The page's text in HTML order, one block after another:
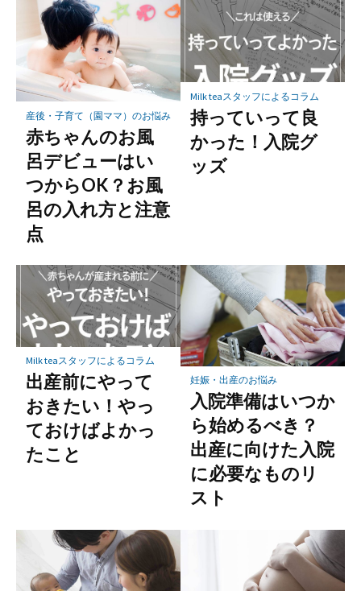
産後・子育て（園ママ）のお悩み
赤ちゃんのお風
呂デビューはい
つからOK？お風
呂の入れ方と注意
点
Milk teaスタッフによるコラム
持っていって良
かった！入院グ
ッズ
Milk teaスタッフによるコラム
出産前にやって
おきたい！やっ
ておけばよかっ
たこと
妊娠・出産のお悩み
入院準備はいつか
ら始めるべき？
出産に向けた入院
に必要なものリ
スト